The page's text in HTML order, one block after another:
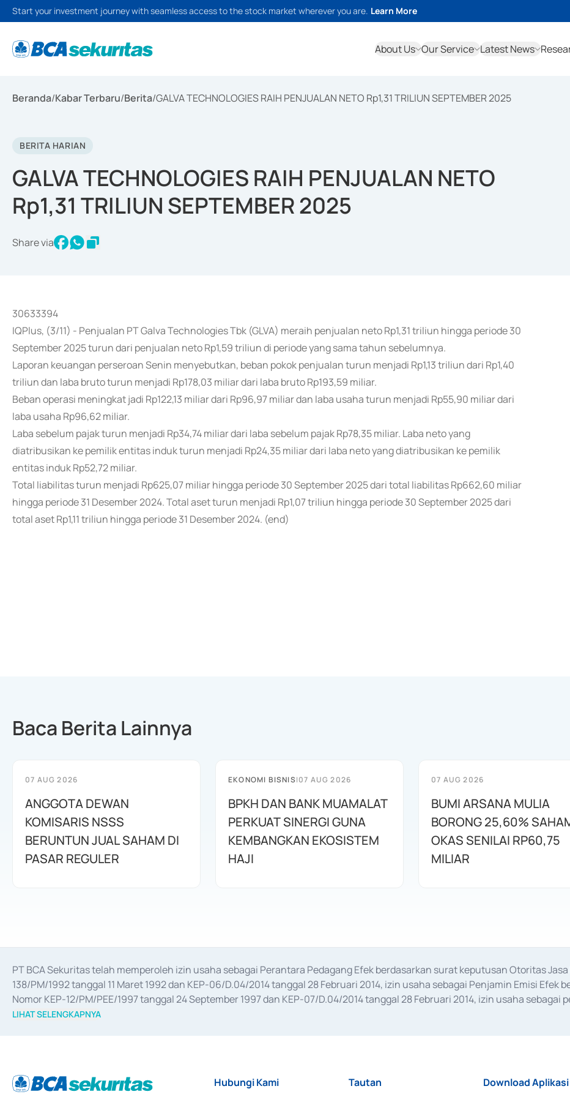
Start your investment journey with seamless access to the stock market wherever you are. Learn More
About Us Our Service Latest News
Beranda/Kabar Terbaru/Berita/GALVA TECHNOLOGIES RAIH PENJUALAN NETO Rp1,31 TRILIUN SEPTEMBER 2025
BERITA HARIAN
GALVA TECHNOLOGIES RAIH PENJUALAN NETO
Rp1,31 TRILIUN SEPTEMBER 2025
Share via
30633394
IQPlus, (3/11) - Penjualan PT Galva Technologies Tbk (GLVA) meraih penjualan neto Rp1,31 triliun hingga periode 30
September 2025 turun dari penjualan neto Rp1,59 triliun di periode yang sama tahun sebelumnya.
Laporan keuangan perseroan Senin menyebutkan, beban pokok penjualan turun menjadi Rp1,13 triliun dari Rp1,40
triliun dan laba bruto turun menjadi Rp178,03 miliar dari laba bruto Rp193,59 miliar.
Beban operasi meningkat jadi Rp122,13 miliar dari Rp96,97 miliar dan laba usaha turun menjadi Rp55,90 miliar dari
laba usaha Rp96,62 miliar.
Laba sebelum pajak turun menjadi Rp34,74 miliar dari laba sebelum pajak Rp78,35 miliar. Laba neto yang
diatribusikan ke pemilik entitas induk turun menjadi Rp24,35 miliar dari laba neto yang diatribusikan ke pemilik
entitas induk Rp52,72 miliar.
Total liabilitas turun menjadi Rp625,07 miliar hingga periode 30 September 2025 dari total liabilitas Rp662,60 miliar
hingga periode 31 Desember 2024. Total aset turun menjadi Rp1,07 triliun hingga periode 30 September 2025 dari
total aset Rp1,11 triliun hingga periode 31 Desember 2024. (end)
Baca Berita Lainnya
07 AUG 2026
ANGGOTA DEWAN
KOMISARIS NSSS
BERUNTUN JUAL SAHAM DI
PASAR REGULER
EKONOMI BISNIS|07 AUG 2026
BPKH DAN BANK MUAMALAT
PERKUAT SINERGI GUNA
KEMBANGKAN EKOSISTEM
HAJI
07 AUG 2026
BUMI ARSANA MULIA
BORONG 25,60%
OKAS SENILAI RP60,75
MILIAR
PT BCA Sekuritas telah memperoleh izin usaha sebagai Perantara Pedagang Efek berdasarkan surat keputusan Otoritas
138/PM/1992 tanggal 11 Maret 1992 dan KEP-06/D.04/2014 tanggal 28 Februari 2014, izin usaha sebagai Penjamin Emisi
Nomor KEP-12/PM/PEE/1997 tanggal 24 September 1997 dan KEP-07/D.04/2014 tanggal 28 Februari 2014, izin usaha sebagai
merger, akuisisi, divestasi, dan
LIHAT SELENGKAPNYA
Hubungi Kami Tautan Download Aplikasi